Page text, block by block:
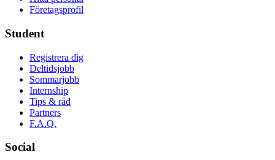
Företagsprofil
Student
Registrera dig
Deltidsjobb
Sommarjobb
Internship
Tips & råd
Partners
F.A.Q.
Social